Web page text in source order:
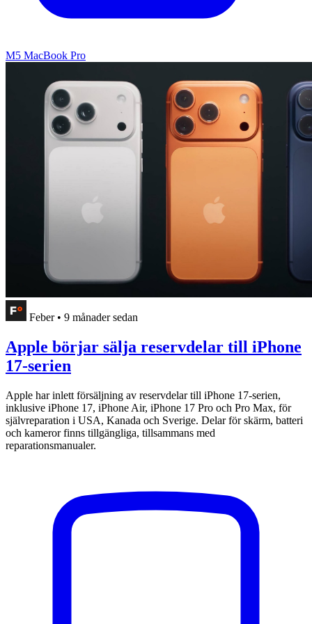
M5 MacBook Pro
Feber • 9 månader sedan
Apple börjar sälja reservdelar till iPhone
17-serien
Apple har inlett försäljning av reservdelar till iPhone 17-serien,
inklusive iPhone 17, iPhone Air, iPhone 17 Pro och Pro Max, för
självreparation i USA, Kanada och Sverige. Delar för skärm, batteri
och kameror finns tillgängliga, tillsammans med
reparationsmanualer.